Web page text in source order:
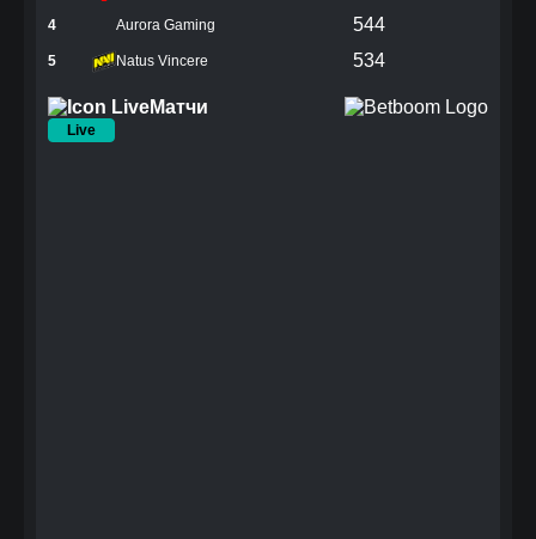
4 Aurora Gaming 544
5 Natus Vincere 534
Матчи
Live